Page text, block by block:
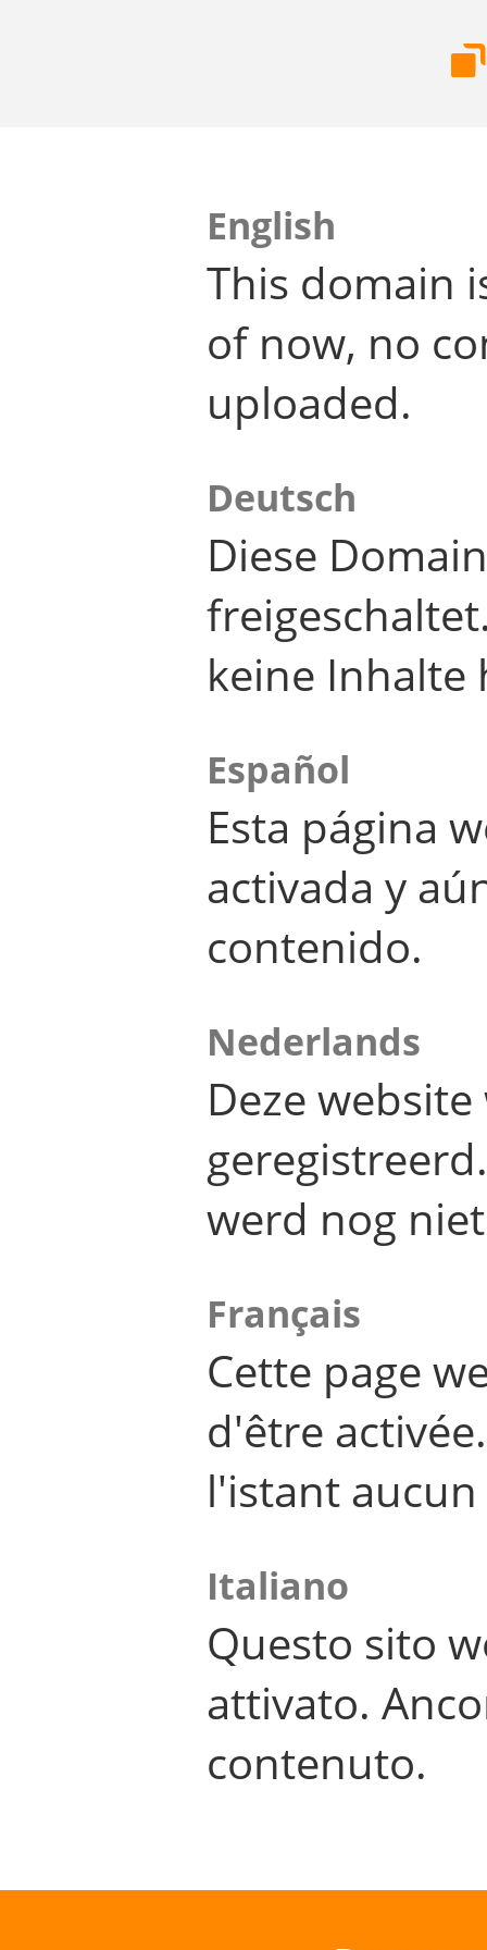
English
This domain
of now, no
uploaded.
Deutsch
Diese
keine Inhalte
Español
Esta página
activada y
contenido.
Nederlands
Deze
werd nog
Français
Cette page
d'être
l'istant
Italiano
Questo sito
attivato.
contenuto.